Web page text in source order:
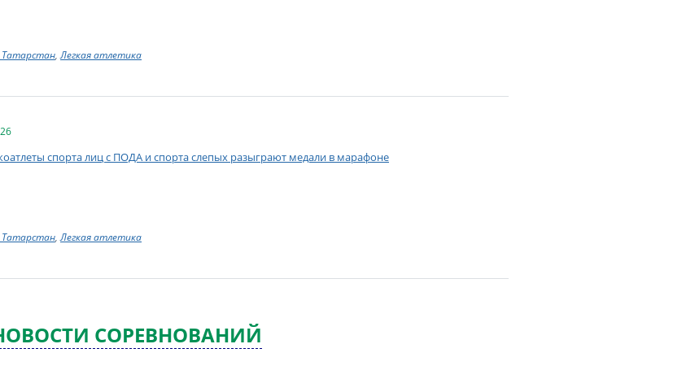
Татарстан,Легкая атлетика
спорта лиц с ПОДА и спорта слепых разыграют медали в марафоне
Татарстан,Легкая атлетика
СОРЕВНОВАНИЙ